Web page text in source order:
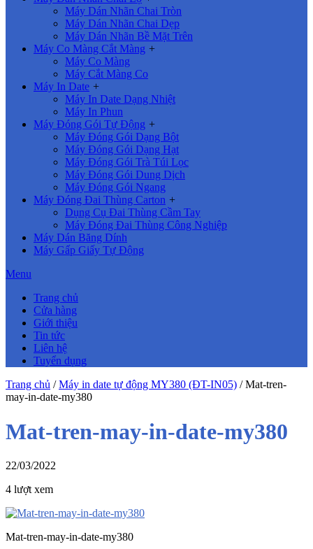
Máy Dán Nhãn Chai Tròn
Máy Dán Nhãn Chai Dẹp
Máy Dán Nhãn Bề Mặt Trên
Máy Co Màng Cắt Màng +
Máy Co Màng
Máy Cắt Màng Co
Máy In Date +
Máy In Date Dạng Nhiệt
Máy In Phun
Máy Đóng Gói Tự Động +
Máy Đóng Gói Dạng Bột
Máy Đóng Gói Dạng Hạt
Máy Đóng Gói Trà Túi Lọc
Máy Đóng Gói Dung Dịch
Máy Đóng Gói Ngang
Máy Đóng Đai Thùng Carton +
Dụng Cụ Đai Thùng Cầm Tay
Máy Đóng Đai Thùng Công Nghiệp
Máy Dán Băng Dính
Máy Gấp Giấy Tự Động
Menu
Trang chủ
Cửa hàng
Giới thiệu
Tin tức
Liên hệ
Tuyển dụng
Trang chủ /Máy in date tự động MY380 (ĐT-IN05) /Mat-tren-
may-in-date-my380
Mat-tren-may-in-date-my380
22/03/2022
4 lượt xem
Mat-tren-may-in-date-my380